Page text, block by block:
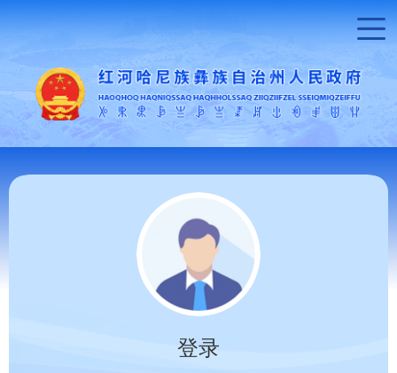
登录